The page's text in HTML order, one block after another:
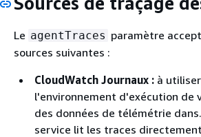
Le agentTraces paramètre
sources suivantes :
CloudWatch Journaux : à
l'environnement d'exécution de
des données de télémétrie
service lit les traces